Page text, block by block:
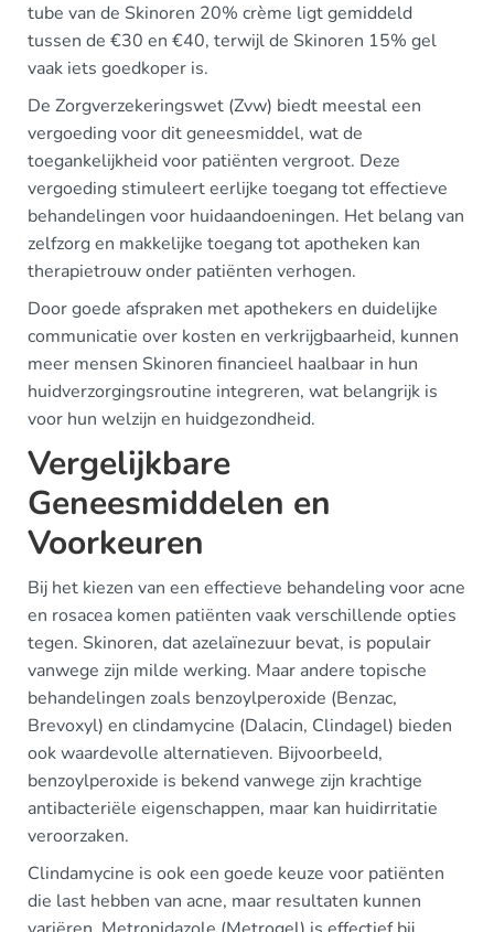
tube van de Skinoren 20% crème ligt gemiddeld
tussen de €30 en €40, terwijl de Skinoren 15% gel
vaak iets goedkoper is.
De Zorgverzekeringswet (Zvw) biedt meestal een
vergoeding voor dit geneesmiddel, wat de
toegankelijkheid voor patiënten vergroot. Deze
vergoeding stimuleert eerlijke toegang tot effectieve
behandelingen voor huidaandoeningen. Het belang van
zelfzorg en makkelijke toegang tot apotheken kan
therapietrouw onder patiënten verhogen.
Door goede afspraken met apothekers en duidelijke
communicatie over kosten en verkrijgbaarheid, kunnen
meer mensen Skinoren financieel haalbaar in hun
huidverzorgingsroutine integreren, wat belangrijk is
voor hun welzijn en huidgezondheid.
Vergelijkbare
Geneesmiddelen en
Voorkeuren
Bij het kiezen van een effectieve behandeling voor acne
en rosacea komen patiënten vaak verschillende opties
tegen. Skinoren, dat azelaïnezuur bevat, is populair
vanwege zijn milde werking. Maar andere topische
behandelingen zoals benzoylperoxide (Benzac,
Brevoxyl) en clindamycine (Dalacin, Clindagel) bieden
ook waardevolle alternatieven. Bijvoorbeeld,
benzoylperoxide is bekend vanwege zijn krachtige
antibacteriële eigenschappen, maar kan huidirritatie
veroorzaken.
Clindamycine is ook een goede keuze voor patiënten
die last hebben van acne, maar resultaten kunnen